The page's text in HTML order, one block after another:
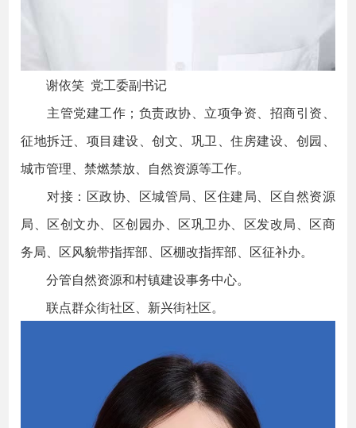
谢依笑 党工委副书记
主管党建工作；负责政协、立项争资、招商引资、
征地拆迁、项目建设、创文、巩卫、住房建设、创园、
城市管理、禁燃禁放、自然资源等工作。
对接：区政协、区城管局、区住建局、区自然资源
局、区创文办、区创园办、区巩卫办、区发改局、区商
务局、区风貌带指挥部、区棚改指挥部、区征补办。
分管自然资源和村镇建设事务中心。
联点群众街社区、新兴街社区。